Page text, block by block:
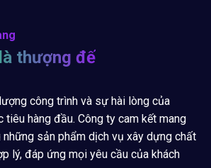
thượng đế
công trình và sự hài lòng của
tiêu hàng đầu. Công ty cam kết mang
những sản phẩm dịch vụ xây dựng chất
lý, đáp ứng mọi yêu cầu của khách